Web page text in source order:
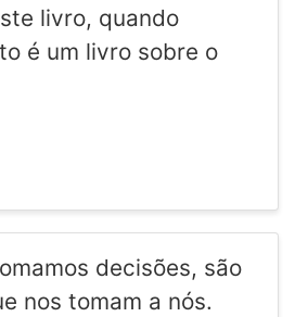
livro, quando
é um livro sobre o
decisões, são
nos tomam a nós.